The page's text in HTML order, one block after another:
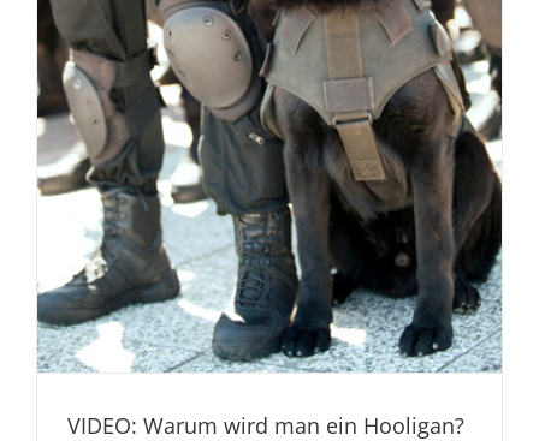
VIDEO: Warum wird man ein Hooligan?